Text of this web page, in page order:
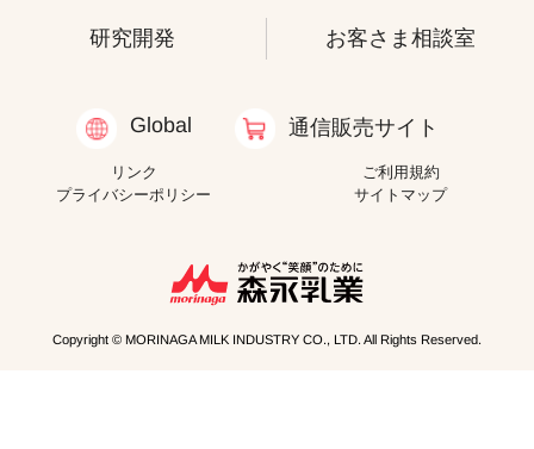
研究開発 お客さま相談室
Global 通信販売サイト
リンク
ご利用規約
プライバシーポリシー
サイトマップ
Copyright © MORINAGA MILK INDUSTRY CO., LTD. All Rights Reserved.